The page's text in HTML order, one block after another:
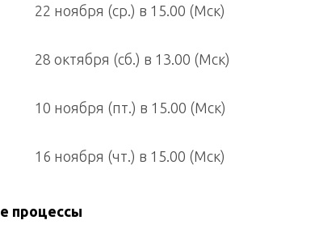
22 ноября (ср.) в 15.00 (Мск)
28 октября (сб.) в 13.00 (Мск)
10 ноября (пт.) в 15.00 (Мск)
16 ноября (чт.) в 15.00 (Мск)
процессы